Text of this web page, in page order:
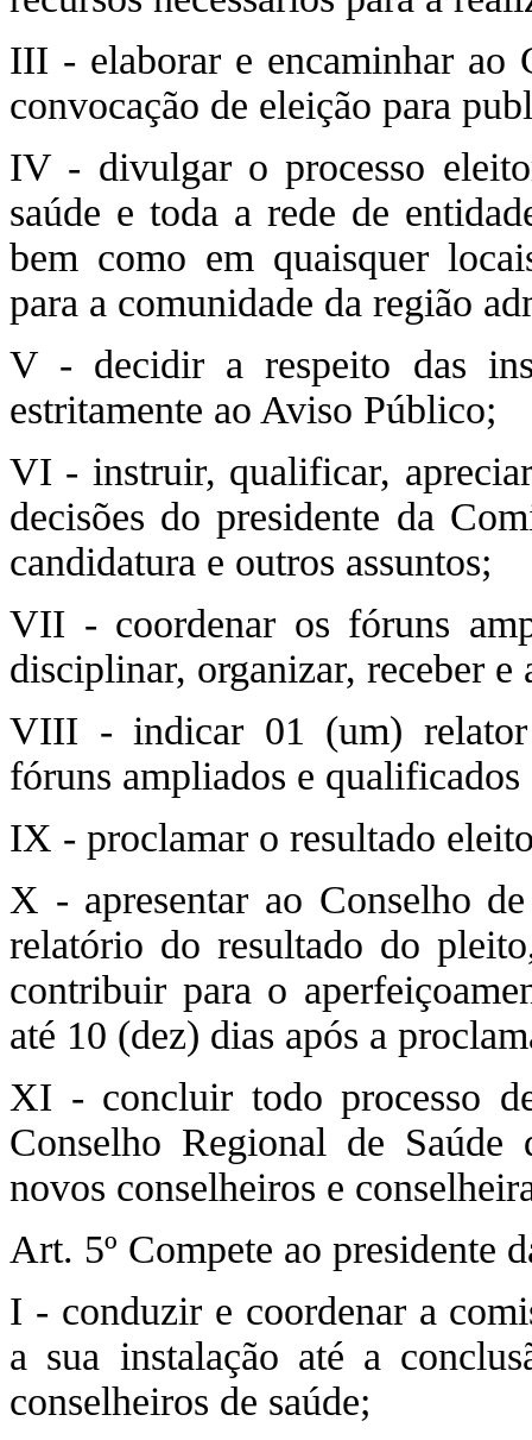
III - elaborar e encaminhar ao
convocação de eleição para
IV - divulgar o processo
saúde e toda a rede de
bem como em quaisquer
para a comunidade da região
V - decidir a respeito das
estritamente ao Aviso Público;
VI - instruir, qualificar,
decisões do presidente da
candidatura e outros assuntos;
VII - coordenar os fóruns
disciplinar, organizar, receber e
VIII - indicar 01 (um) relator
fóruns ampliados e qualificados
IX - proclamar o resultado
X - apresentar ao Conselho
relatório do resultado do
contribuir para o
até 10 (dez) dias após a
XI - concluir todo processo
Conselho Regional de Saúde
novos conselheiros e
Art. 5º Compete ao presidente
I - conduzir e coordenar a
a sua instalação até a
conselheiros de saúde;